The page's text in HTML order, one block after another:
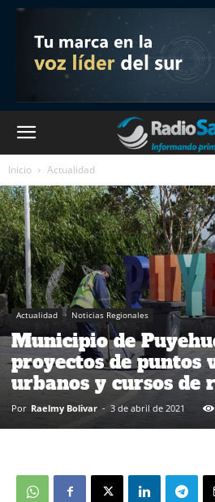
Inicio Actualidad
Actualidad Noticias Regionales
Municipio de
proyectos de puntos
urbanos y cursos de
Por Raelmy Bolivar - 3 de abril de 2021